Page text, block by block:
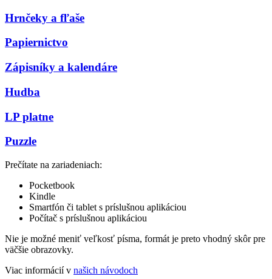
Hrnčeky a fľaše
Papiernictvo
Zápisníky a kalendáre
Hudba
LP platne
Puzzle
Prečítate na zariadeniach:
Pocketbook
Kindle
Smartfón či tablet s príslušnou aplikáciou
Počítač s príslušnou aplikáciou
Nie je možné meniť veľkosť písma, formát je preto vhodný skôr pre
väčšie obrazovky.
Viac informácií v našich návodoch